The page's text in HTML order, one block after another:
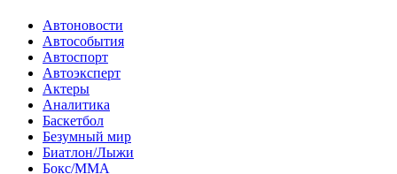
Автоновости
Автособытия
Автоспорт
Автоэксперт
Актеры
Аналитика
Баскетбол
Безумный мир
Биатлон/Лыжи
Бокс/MMA